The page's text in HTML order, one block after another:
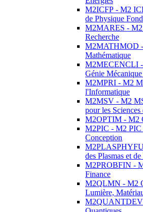
M2ICFP - M2
de Physique
M2MARES - M2
Recherche
M2MATHMOD
Mathématique
M2MECENCLI
Génie
M2MPRI - M2
l'Informatique
M2MSV - M2
pour les
M2OPTIM - M2
M2PIC - M2 PIC
Conception
des Plasmas et
M2PROBFIN -
Finance
M2QLMN - M2
Lumière,
M2QUANTDEV